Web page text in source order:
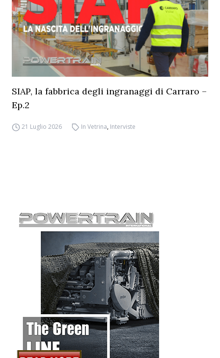
SIAP, la fabbrica degli ingranaggi di Carraro –
Ep.2
21 Luglio 2026 In Vetrina, Interviste